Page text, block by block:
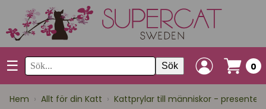
☰ Sök 0
Hem › Allt för din Katt › Kattprylar till människor - presenter